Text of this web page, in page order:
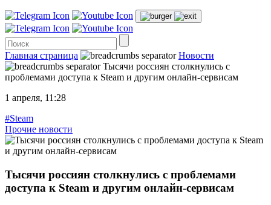
Главная страница
Новости
Тысячи россиян столкнулись с
проблемами доступа к Steam и другим онлайн-сервисам
1 апреля, 11:28
#Steam
Прочие новости
Тысячи россиян столкнулись с проблемами
доступа к Steam и другим онлайн-сервисам